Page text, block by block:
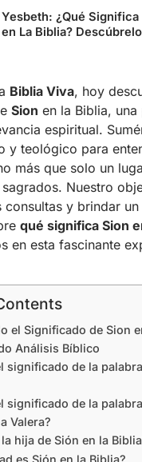
Yesbeth: ¿Qué Significa
en La Biblia?
Biblia Viva, hoy
Sion en la Biblia,
espiritual.
y teológico para
más que solo un
Nuestro
consultas y brindar un
qué significa Sion
en esta fascinante
el Significado de Sion
Análisis Bíblico
significado de la
significado de la
Valera?
hija de Sión en la
es Sión en la Biblia?